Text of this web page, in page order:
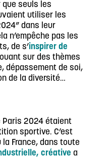
que seuls les
utiliser les
dans leur
n’empêche pas les
de s’inspirer de
sur des thèmes
dépassement de soi,
de la diversité…
Paris 2024 étaient
sportive. C’est
la France, dans toute
créative a